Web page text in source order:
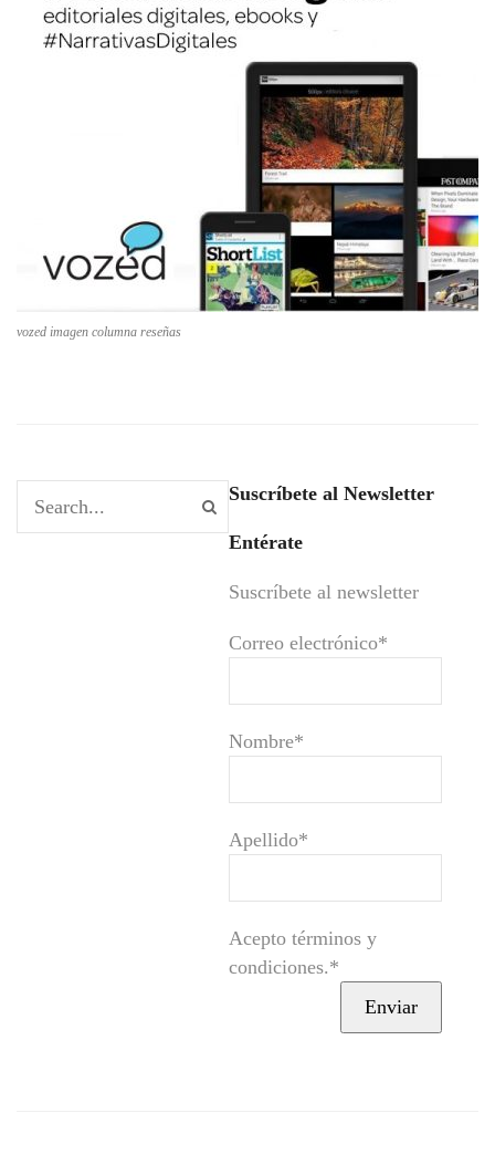
vozed imagen columna reseñas
Suscríbete al Newsletter
Entérate
Suscríbete al newsletter
Correo electrónico*
Nombre*
Apellido*
Acepto términos y
condiciones.*